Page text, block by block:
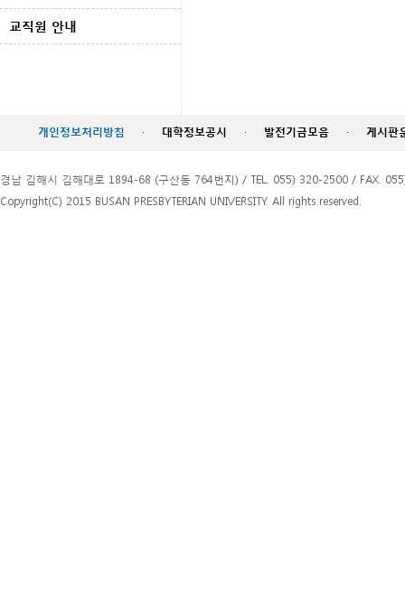
교직원 안내
개인정보처리방침 · 대학정보공시 · 발전기금모음 · 게시판
경남 김해시 김해대로 1894-68 (구산동 764번지) / TEL. 055) 320-2500 / FAX.
Copyright(C) 2015 BUSAN PRESBYTERIAN UNIVERSITY. All rights reserved.